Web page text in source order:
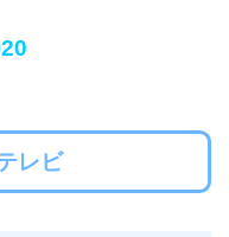
レビ